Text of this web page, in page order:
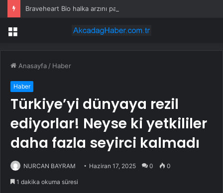
Menü
Anasayfa / Haber
Haber
Türkiye’yi dünyaya rezil
ediyorlar! Neyse ki yetkililer
daha fazla seyirci kalmadı
NURCAN BAYRAM Haziran 17, 2025 0 0
1 dakika okuma süresi